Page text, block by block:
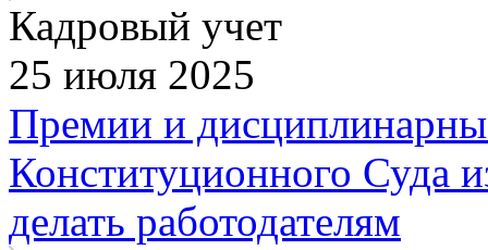
Кадровый учет
25 июля 2025
Премии и
Конституционного Суда
делать работодателям